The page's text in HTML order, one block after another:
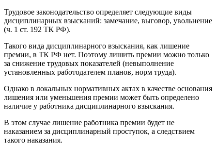
Трудовое законодательство определяет следующие виды
дисциплинарных взысканий: замечание, выговор, увольнение
(ч. 1 ст. 192 ТК РФ).
Такого вида дисциплинарного взыскания, как лишение
премии, в ТК РФ нет. Поэтому лишить премии можно только
за снижение трудовых показателей (невыполнение
установленных работодателем планов, норм труда).
Однако в локальных нормативных актах в качестве основания
лишения или уменьшения премии может быть определено
наличие у работника дисциплинарного взыскания.
В этом случае лишение работника премии будет не
наказанием за дисциплинарный проступок, а следствием
такого наказания.